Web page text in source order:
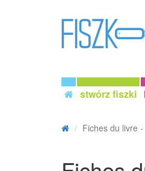
stwórz fiszki
Fiches du livre